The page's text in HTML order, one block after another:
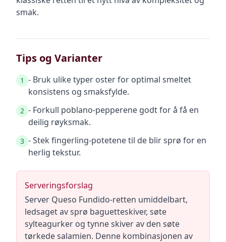
smak.
Tips og Varianter
1 - Bruk ulike typer oster for optimal smeltet
konsistens og smaksfylde.
2 - Forkull poblano-pepperene godt for å få en
deilig røyksmak.
3 - Stek fingerling-potetene til de blir sprø for en
herlig tekstur.
Serveringsforslag
Server Queso Fundido-retten umiddelbart,
ledsaget av sprø baguetteskiver, søte
sylteagurker og tynne skiver av den søte
tørkede salamien. Denne kombinasjonen av